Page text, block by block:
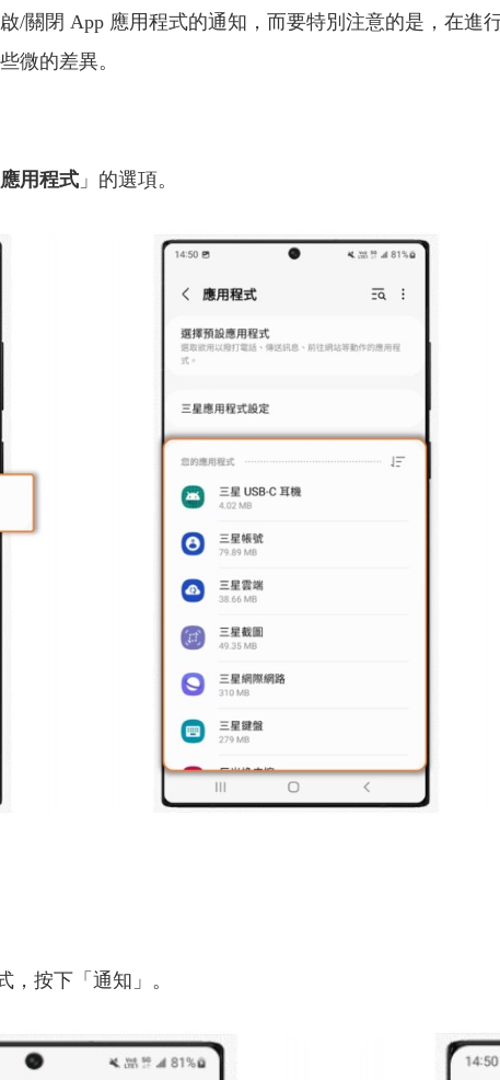
閉 App 應用程式的通知，而要特別注意的是，在進
微的差異。
應用程式 」的選項。
按下「通知」。